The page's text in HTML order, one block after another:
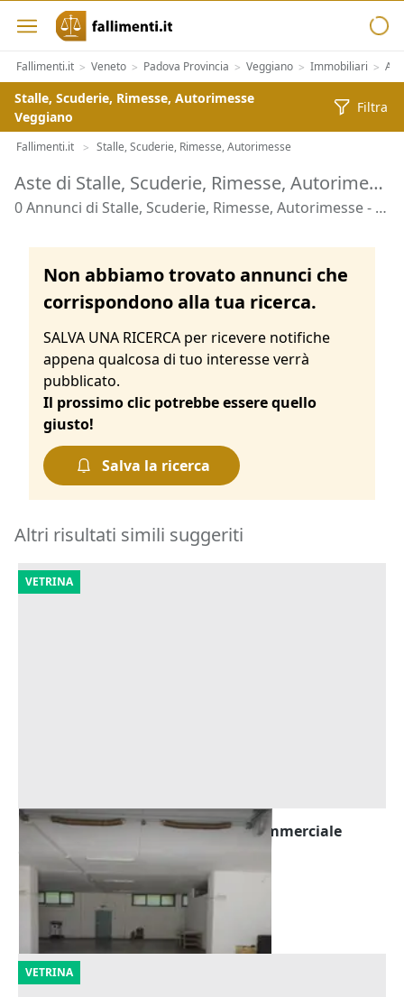
Fallimenti.it > Veneto > Padova Provincia > Veggiano > Immobiliari >
Stalle, Scuderie, Rimesse, Autorimesse
Veggiano
Filtra
Fallimenti.it > Stalle, Scuderie, Rimesse, Autorimesse
Aste di Stalle, Scuderie, Rimesse, Autorimesse Veggiano
0 Annunci di Stalle, Scuderie, Rimesse, Autorimesse - Veggiano
Non abbiamo trovato annunci che
corrispondono alla tua ricerca.
SALVA UNA RICERCA per ricevere notifiche
appena qualcosa di tuo interesse verrà
pubblicato.
Il prossimo clic potrebbe essere quello
giusto!
Salva la ricerca
Altri risultati simili suggeriti
VETRINA
Asta Autorimessa in complesso commerciale
Montecosaro (Macerata)
Offerta minima
129.000 €
16/10/2026
VETRINA